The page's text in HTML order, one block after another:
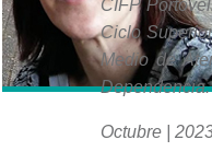
CIFP
Ciclo
Medio de
Dependencia.
Octubre |